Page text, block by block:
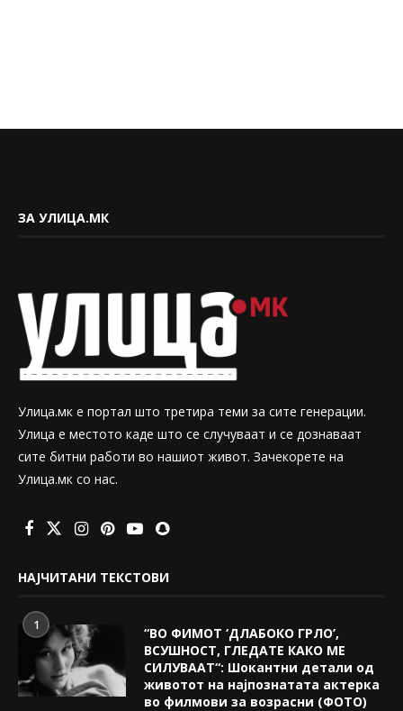
ЗА УЛИЦА.МК
Улица.мк е портал што третира теми за сите генерации.
Улица е местото каде што се случуваат и се дознаваат
сите битни работи во нашиот живот. Зачекорете на
Улица.мк со нас.
НАЈЧИТАНИ ТЕКСТОВИ
1
“ВО ФИМОТ ‘ДЛАБОКО ГРЛО’,
ВСУШНОСТ, ГЛЕДАТЕ КАКО МЕ
СИЛУВААТ“: Шокантни детали од
животот на најпознатата актерка
во филмови за возрасни (ФОТО)